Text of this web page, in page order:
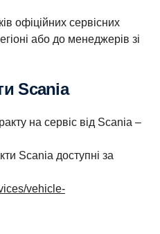
офіційних сервісних
або до менеджерів зі
Scania
на сервіс від Scania –
Scania доступні за
vehicle-